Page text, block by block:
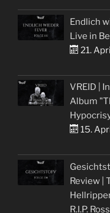
Endlich
Live in
21.
VREID |
Album
15.
Review |
R.I.P.